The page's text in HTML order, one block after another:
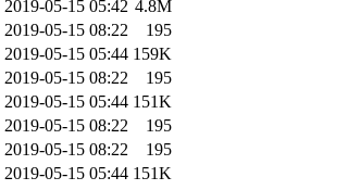
2019-05-15 05:42 4.8M
2019-05-15 08:22
195
2019-05-15 05:44 159K
2019-05-15 08:22
195
2019-05-15 05:44 151K
2019-05-15 08:22
195
2019-05-15 08:22
195
2019-05-15 05:44 151K